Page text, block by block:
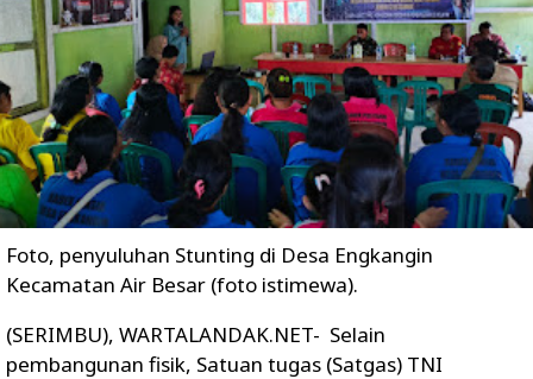
Foto, penyuluhan Stunting di Desa Engkangin
Kecamatan Air Besar (foto istimewa).
(SERIMBU), WARTALANDAK.NET- Selain
pembangunan fisik, Satuan tugas (Satgas) TNI